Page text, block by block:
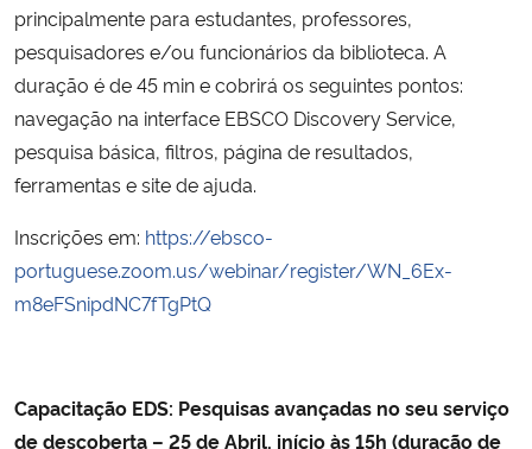
principalmente para estudantes, professores,
pesquisadores e/ou funcionários da biblioteca. A
duração é de 45 min e cobrirá os seguintes pontos:
navegação na interface EBSCO Discovery Service,
pesquisa básica, filtros, página de resultados,
ferramentas e site de ajuda.
Inscrições em: https://ebsco-
portuguese.zoom.us/webinar/register/WN_6Ex-
m8eFSnipdNC7fTgPtQ
Capacitação EDS: Pesquisas avançadas no seu serviço
de descoberta – 25 de Abril, início às 15h (duração de